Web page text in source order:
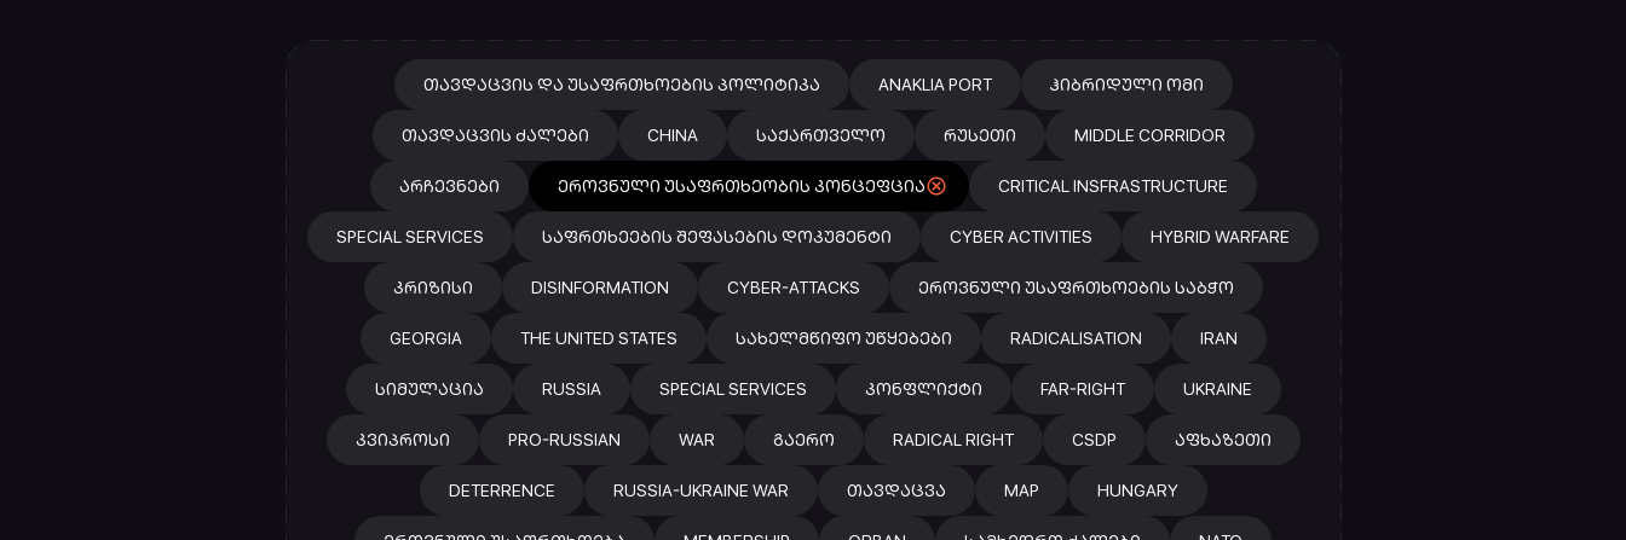
ᲗᲐᲕᲓᲐᲪᲕᲘᲡ ᲓᲐ ᲣᲡᲐᲤᲠᲗᲮᲝᲔᲑᲘᲡ ᲞᲝᲚᲘᲢᲘᲙᲐ ANAKLIA PORT ᲰᲘᲑᲠᲘᲓᲣᲚᲘ ᲝᲛᲘ
ᲗᲐᲕᲓᲐᲪᲕᲘᲡ ᲫᲐᲚᲔᲑᲘ CHINA ᲡᲐᲥᲐᲠᲗᲕᲔᲚᲝ ᲠᲣᲡᲔᲗᲘ MIDDLE CORRIDOR
ᲐᲠᲩᲔᲕᲜᲔᲑᲘ ᲔᲠᲝᲕᲜᲣᲚᲘ ᲣᲡᲐᲤᲠᲗᲮᲔᲝᲑᲘᲡ ᲙᲝᲜᲪᲔᲤᲪᲘᲐ CRITICAL INSFRASTRUCTURE
SPECIAL SERVICES ᲡᲐᲤᲠᲗᲮᲔᲔᲑᲘᲡ ᲨᲔᲤᲐᲡᲔᲑᲘᲡ ᲓᲝᲙᲣᲛᲔᲜᲢᲘ CYBER ACTIVITIES HYBRID WARFARE
ᲙᲠᲘᲖᲘᲡᲘ DISINFORMATION CYBER-ATTACKS ᲔᲠᲝᲕᲜᲣᲚᲘ ᲣᲡᲐᲤᲠᲗᲮᲝᲔᲑᲘᲡ ᲡᲐᲑᲭᲝ
GEORGIA THE UNITED STATES ᲡᲐᲮᲔᲚᲛᲬᲘᲤᲝ ᲣᲬᲧᲔᲑᲔᲑᲘ RADICALISATION IRAN
ᲡᲘᲛᲣᲚᲐᲪᲘᲐ RUSSIA SPECIAL SERVICES ᲙᲝᲜᲤᲚᲘᲥᲢᲘ FAR-RIGHT UKRAINE
ᲙᲕᲘᲞᲠᲝᲡᲘ PRO-RUSSIAN WAR ᲒᲐᲔᲠᲝ RADICAL RIGHT CSDP ᲐᲤᲮᲐᲖᲔᲗᲘ
DETERRENCE RUSSIA-UKRAINE WAR ᲗᲐᲕᲓᲐᲪᲕᲐ MAP HUNGARY